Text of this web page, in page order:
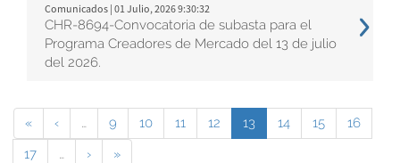
Comunicados | 01 Julio, 2026 9:30:32
CHR-8694-Convocatoria de subasta para el
Programa Creadores de Mercado del 13 de julio
del 2026.
« ‹ … 9 10 11 12 13 14 15
16
17
… › »